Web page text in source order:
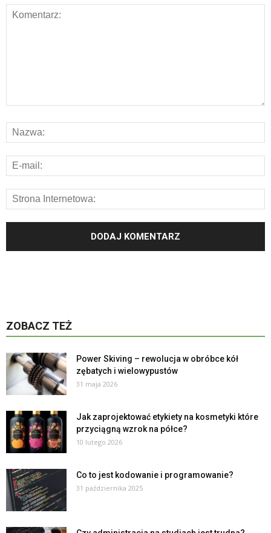
ZOBACZ TEŻ
Power Skiving – rewolucja w obróbce kół
zębatych i wielowypustów
31 maja 2026
Jak zaprojektować etykiety na kosmetyki które
przyciągną wzrok na półce?
10 lutego 2026
Co to jest kodowanie i programowanie?
31 października 2025